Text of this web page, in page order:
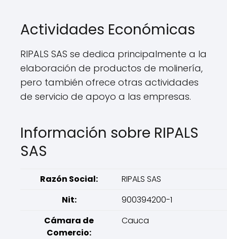
Actividades Económicas
RIPALS SAS se dedica principalmente a la
elaboración de productos de molinería,
pero también ofrece otras actividades
de servicio de apoyo a las empresas.
Información sobre RIPALS
SAS
Razón Social:
RIPALS SAS
Nit:
900394200-1
Cámara de
Comercio:
Cauca